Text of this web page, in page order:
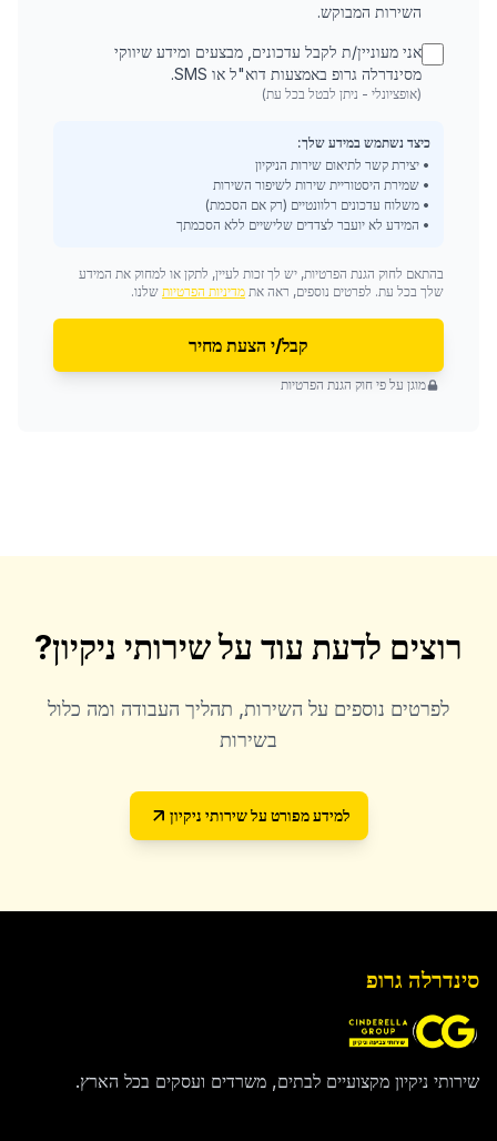
השירות המבוקש.
אני מעוניין/ת לקבל עדכונים, מבצעים ומידע שיווקי
מסינדרלה גרופ באמצעות דוא"ל או SMS.
(אופציונלי - ניתן לבטל בכל עת)
כיצד נשתמש במידע שלך:
• יצירת קשר לתיאום שירות הניקיון
• שמירת היסטוריית שירות לשיפור השירות
• משלוח עדכונים רלוונטיים (רק אם הסכמת)
• המידע לא יועבר לצדדים שלישיים ללא הסכמתך
בהתאם לחוק הגנת הפרטיות, יש לך זכות לעיין, לתקן או למחוק את המידע
שלך בכל עת. לפרטים נוספים, ראה את מדיניות הפרטיות שלנו.
קבל/י הצעת מחיר
מוגן על פי חוק הגנת הפרטיות
רוצים לדעת עוד עלשירותי ניקיון?
לפרטים נוספים על השירות, תהליך העבודה ומה כלול
בשירות
למידע מפורט עלשירותי ניקיון
סינדרלה גרופ
שירותי ניקיון מקצועיים לבתים, משרדים ועסקים בכל הארץ.